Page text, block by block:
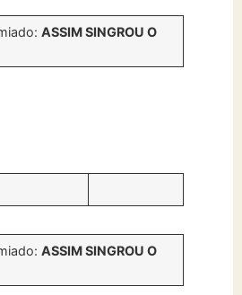
ASSIM SINGROU O
ASSIM SINGROU O